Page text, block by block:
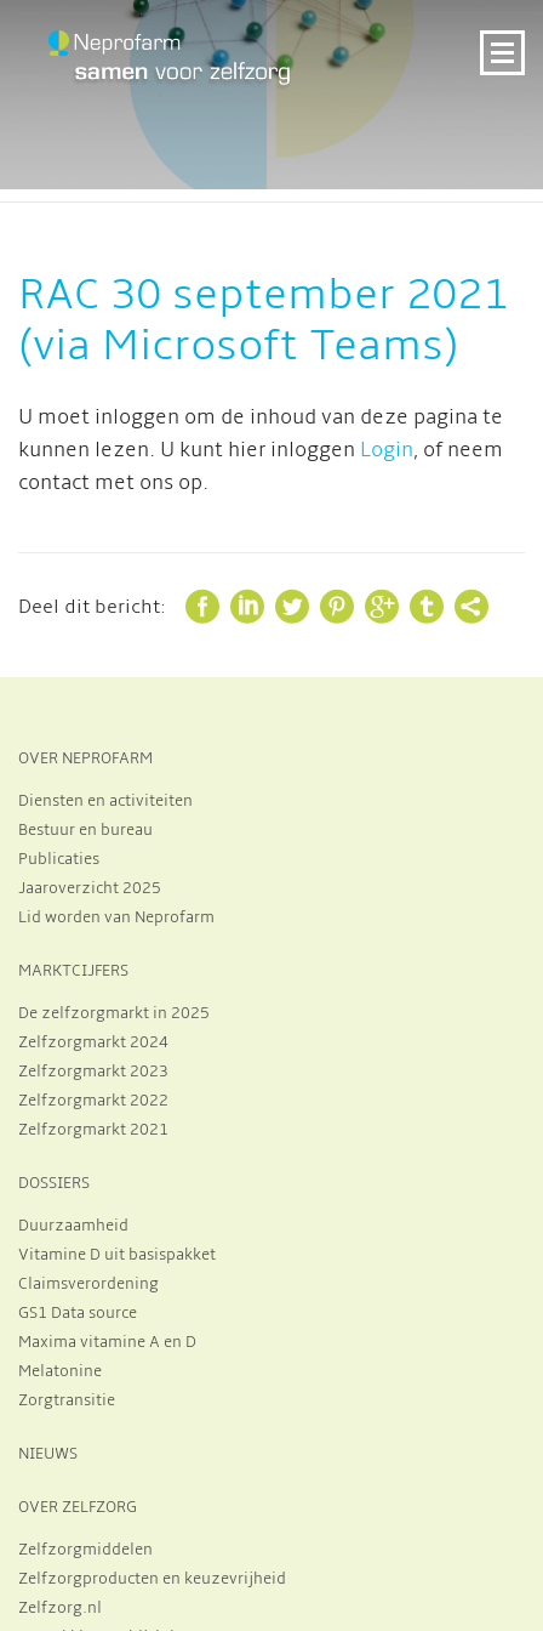
RAC 30 september 2021
(via Microsoft Teams)
U moet inloggen om de inhoud van deze pagina te
kunnen lezen. U kunt hier inloggen Login, of neem
contact met ons op.
Deel dit bericht:       
OVER NEPROFARM
Diensten en activiteiten
Bestuur en bureau
Publicaties
Jaaroverzicht 2025
Lid worden van Neprofarm
MARKTCIJFERS
De zelfzorgmarkt in 2025
Zelfzorgmarkt 2024
Zelfzorgmarkt 2023
Zelfzorgmarkt 2022
Zelfzorgmarkt 2021
DOSSIERS
Duurzaamheid
Vitamine D uit basispakket
Claimsverordening
GS1 Data source
Maxima vitamine A en D
Melatonine
Zorgtransitie
NIEUWS
OVER ZELFZORG
Zelfzorgmiddelen
Zelfzorgproducten en keuzevrijheid
Zelfzorg.nl